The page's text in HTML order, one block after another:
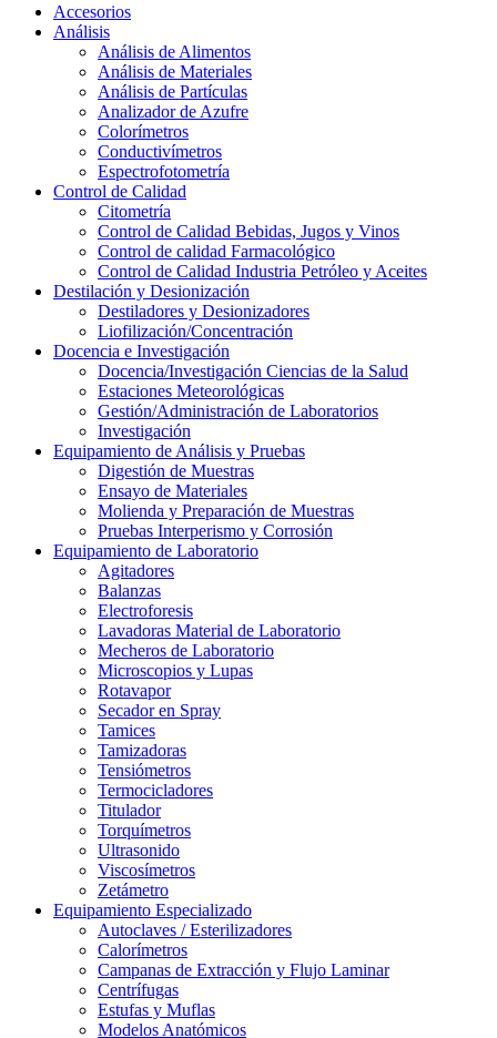
Accesorios
Análisis
Análisis de Alimentos
Análisis de Materiales
Análisis de Partículas
Analizador de Azufre
Colorímetros
Conductivímetros
Espectrofotometría
Control de Calidad
Citometría
Control de Calidad Bebidas, Jugos y Vinos
Control de calidad Farmacológico
Control de Calidad Industria Petróleo y Aceites
Destilación y Desionización
Destiladores y Desionizadores
Liofilización/Concentración
Docencia e Investigación
Docencia/Investigación Ciencias de la Salud
Estaciones Meteorológicas
Gestión/Administración de Laboratorios
Investigación
Equipamiento de Análisis y Pruebas
Digestión de Muestras
Ensayo de Materiales
Molienda y Preparación de Muestras
Pruebas Interperismo y Corrosión
Equipamiento de Laboratorio
Agitadores
Balanzas
Electroforesis
Lavadoras Material de Laboratorio
Mecheros de Laboratorio
Microscopios y Lupas
Rotavapor
Secador en Spray
Tamices
Tamizadoras
Tensiómetros
Termocicladores
Titulador
Torquímetros
Ultrasonido
Viscosímetros
Zetámetro
Equipamiento Especializado
Autoclaves / Esterilizadores
Calorímetros
Campanas de Extracción y Flujo Laminar
Centrífugas
Estufas y Muflas
Modelos Anatómicos